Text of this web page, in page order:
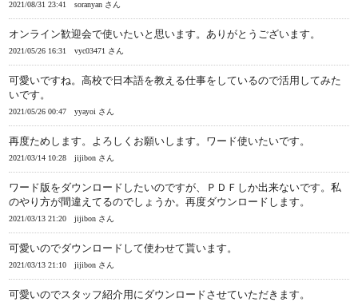
2021/08/31 23:41 soranyan さん
オンライン歓迎会で使いたいと思います。ありがとうございます。
2021/05/26 16:31 vyc03471 さん
可愛いですね。高校で日本語を教える仕事をしているので活用してみた
いです。
2021/05/26 00:47 yyayoi さん
再度ためします。よろしくお願いします。ワード使いたいです。
2021/03/14 10:28 jijibon さん
ワード版をダウンロードしたいのですが、ＰＤＦしか出来ないです。私
のやり方が間違えてるのでしょうか。再度ダウンロードします。
2021/03/13 21:20 jijibon さん
可愛いのでダウンロードして使わせて貰います。
2021/03/13 21:10 jijibon さん
可愛いのでスタッフ紹介用にダウンロードさせていただきます。